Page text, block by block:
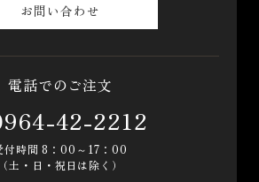
お問い合わせ
電話でのご注文
42-2212
付時間 8：00～17：00
（土・日・祝日は除く）